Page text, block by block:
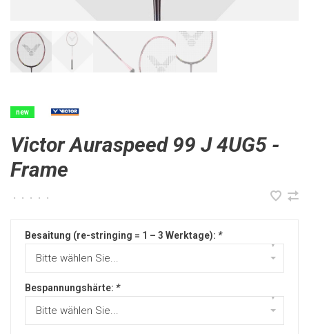
new
Victor Auraspeed 99 J 4UG5 -
Frame
• • • • •
Besaitung (re-stringing = 1 – 3 Werktage): *
Bitte wählen Sie...
▾
Bespannungshärte: *
Bitte wählen Sie...
▾